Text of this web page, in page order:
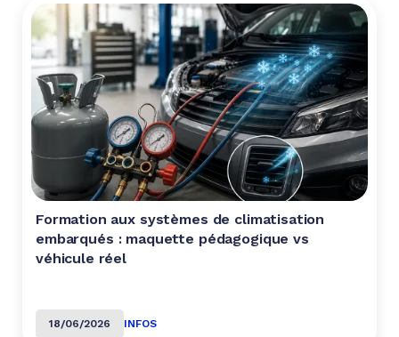
Formation aux systèmes de climatisation
embarqués : maquette pédagogique vs
véhicule réel
18/06/2026 INFOS